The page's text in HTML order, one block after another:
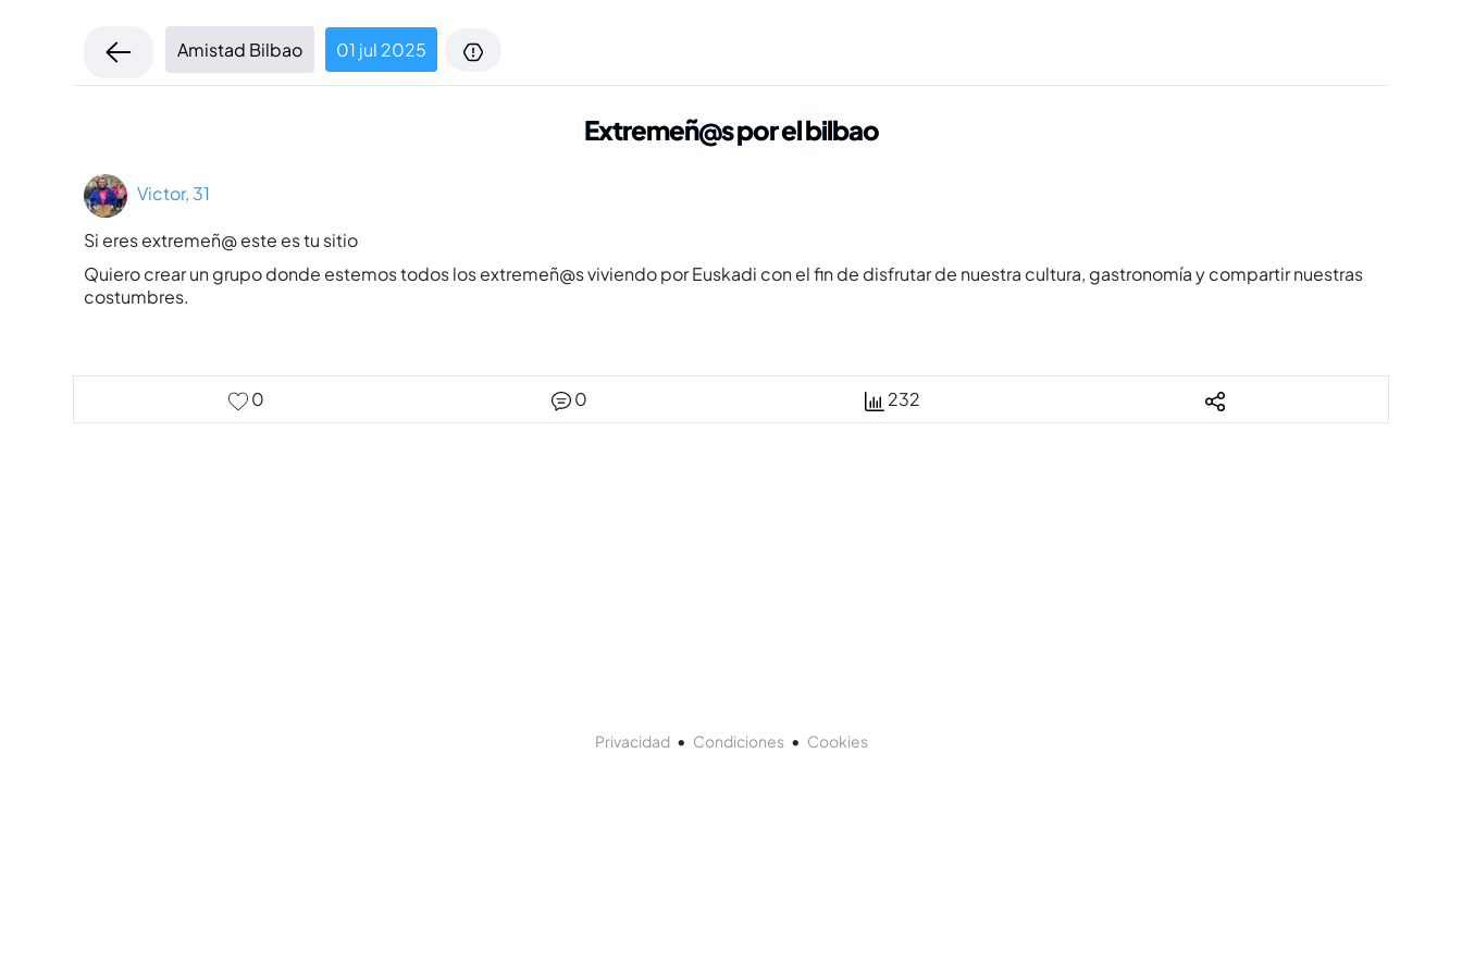
Amistad Bilbao 01 jul 2025
Extremeñ@s por el bilbao
Victor, 31
Si eres extremeñ@ este es tu sitio
Quiero crear un grupo donde estemos todos los extremeñ@s viviendo por Euskadi con el fin de disfrutar de nuestra cultura, gastronomía y compartir nuestras
costumbres.
0 0 232
Privacidad• Condiciones• Cookies